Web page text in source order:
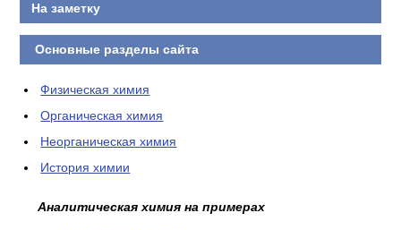
На заметку
Основные разделы сайта
Физическая химия
Органическая химия
Неорганическая химия
История химии
Аналитическая химия на примерах